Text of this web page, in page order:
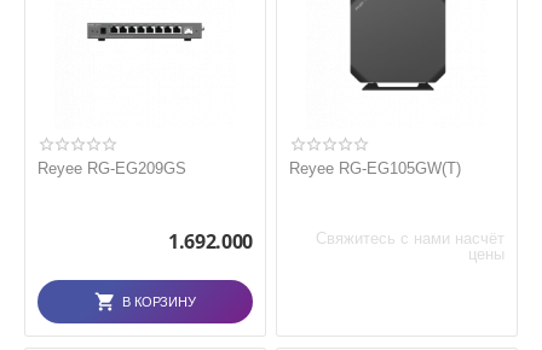
Reyee RG-EG209GS
1.692.000
В КОРЗИНУ
Reyee RG-EG105GW(T)
Свяжитесь с нами насчёт
цены